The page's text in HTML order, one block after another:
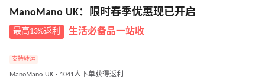
ManoMano UK：限时春季优惠现已开启
最高13%返利 生活必备品一站收
支持转运
ManoMano UK · 1041人下单获得返利